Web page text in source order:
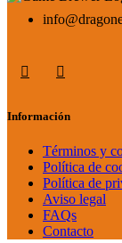
Información
Términos y
Política de
Política de
Aviso legal
FAQs
Contacto